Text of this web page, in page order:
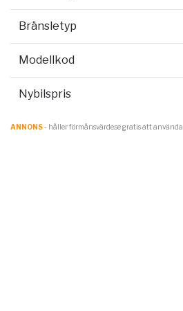
Bränsletyp
Modellkod
Nybilspris
ANNONS- håller förmånsvärde.se gratis att använda